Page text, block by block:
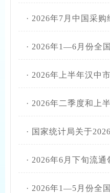
· 2026年7月中国采
· 2026年1—6月份全国规模
· 2026年上半年汉中
· 2026年二季度和上半年
· 国家统计局关于
· 2026年6月下旬流通领域
· 2026年1—5月份全国规模